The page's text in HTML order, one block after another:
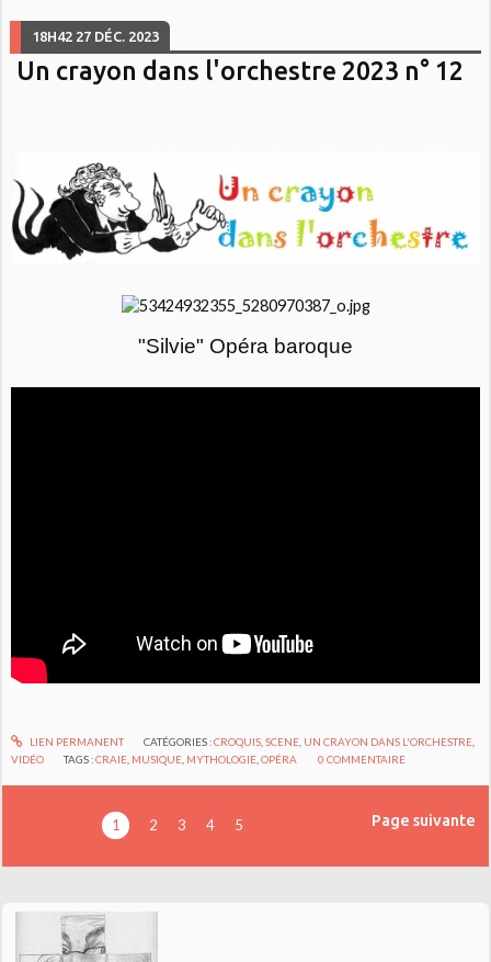
18H42 27 DÉC. 2023
Un crayon dans l'orchestre 2023 n° 12
"Silvie" Opéra baroque
LIEN PERMANENT CATÉGORIES :CROQUIS, SCENE, UN CRAYON DANS L'ORCHESTRE,
VIDÉO
TAGS :CRAIE MUSIQUE MYTHOLOGIE ,OPÉRA 0 COMMENTAIRE
1 2 3 4 5 Page suivante